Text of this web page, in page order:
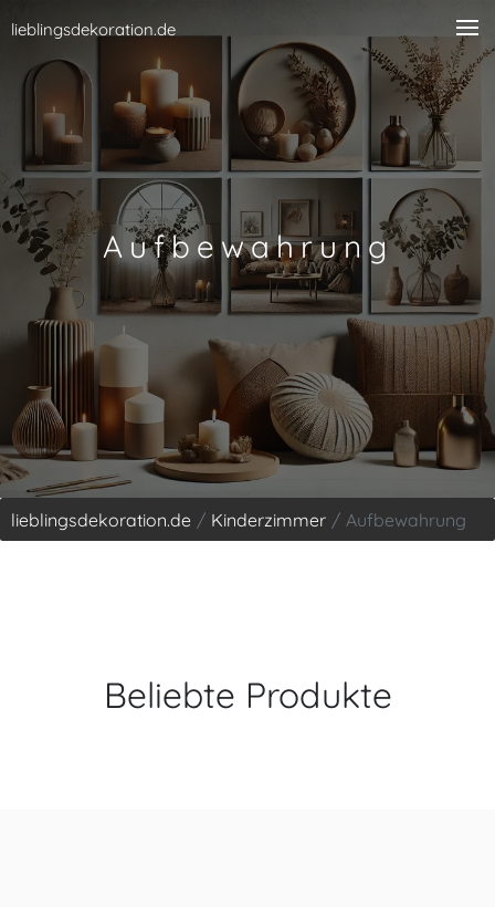
lieblingsdekoration.de
Aufbewahrung
lieblingsdekoration.de Kinderzimmer Aufbewahrung
Beliebte Produkte